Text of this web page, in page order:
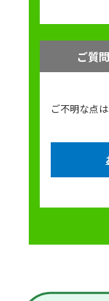
ご質
ご不明な点